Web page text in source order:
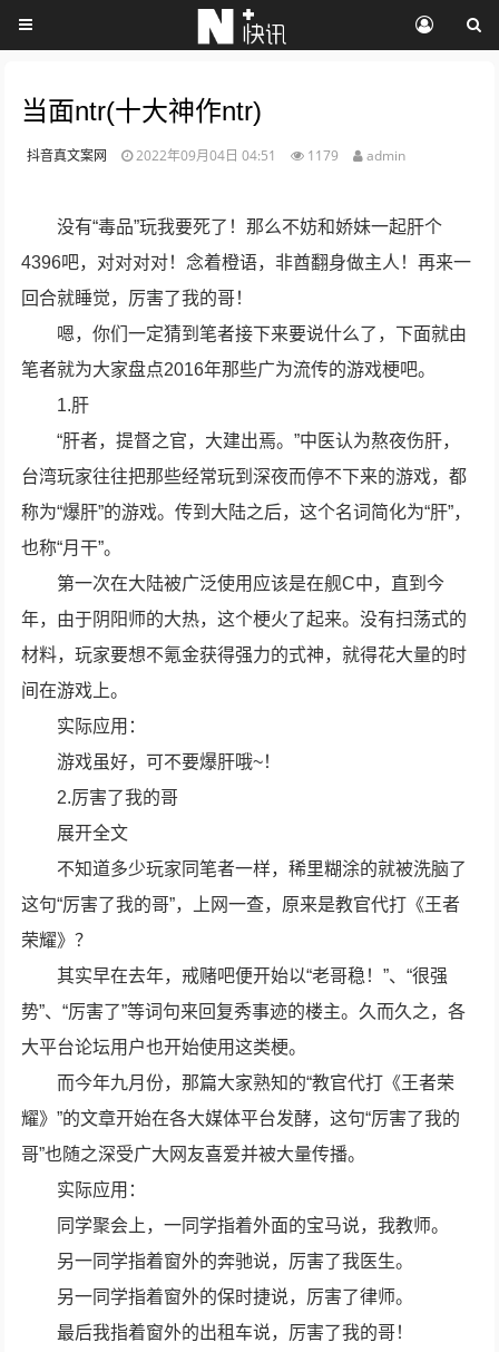
当面ntr(十大神作ntr)
抖音真文案网 2022年09月04日 04:51 1179 admin
没有“毒品”玩我要死了！那么不妨和娇妹一起肝个
4396吧，对对对对！念着橙语，非酋翻身做主人！再来一
回合就睡觉，厉害了我的哥！
嗯，你们一定猜到笔者接下来要说什么了，下面就由
笔者就为大家盘点2016年那些广为流传的游戏梗吧。
1.肝
“肝者，提督之官，大建出焉。”中医认为熬夜伤肝，
台湾玩家往往把那些经常玩到深夜而停不下来的游戏，都
称为“爆肝”的游戏。传到大陆之后，这个名词简化为“肝”，
也称“月干”。
第一次在大陆被广泛使用应该是在舰C中，直到今
年，由于阴阳师的大热，这个梗火了起来。没有扫荡式的
材料，玩家要想不氪金获得强力的式神，就得花大量的时
间在游戏上。
实际应用：
游戏虽好，可不要爆肝哦~！
2.厉害了我的哥
展开全文
不知道多少玩家同笔者一样，稀里糊涂的就被洗脑了
这句“厉害了我的哥”，上网一查，原来是教官代打《王者
荣耀》？
其实早在去年，戒赌吧便开始以“老哥稳！”、“很强
势”、“厉害了”等词句来回复秀事迹的楼主。久而久之，各
大平台论坛用户也开始使用这类梗。
而今年九月份，那篇大家熟知的“教官代打《王者荣
耀》”的文章开始在各大媒体平台发酵，这句“厉害了我的
哥”也随之深受广大网友喜爱并被大量传播。
实际应用：
同学聚会上，一同学指着外面的宝马说，我教师。
另一同学指着窗外的奔驰说，厉害了我医生。
另一同学指着窗外的保时捷说，厉害了律师。
最后我指着窗外的出租车说，厉害了我的哥！